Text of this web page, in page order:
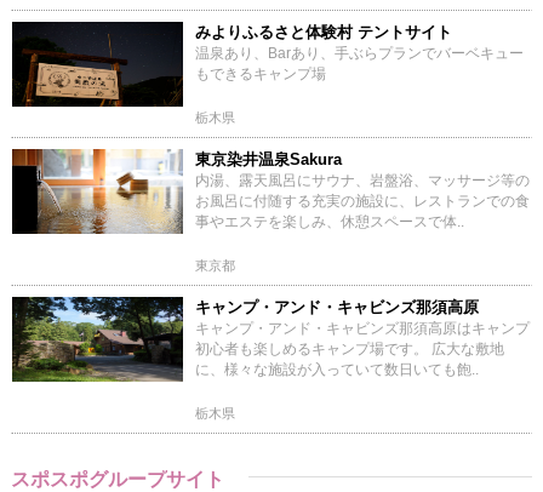
みよりふるさと体験村 テントサイト
温泉あり、Barあり、手ぶらプランでバーベキュー
もできるキャンプ場
栃木県
東京染井温泉Sakura
内湯、露天風呂にサウナ、岩盤浴、マッサージ等の
お風呂に付随する充実の施設に、レストランでの食
事やエステを楽しみ、休憩スペースで体..
東京都
キャンプ・アンド・キャビンズ那須高原
キャンプ・アンド・キャビンズ那須高原はキャンプ
初心者も楽しめるキャンプ場です。 広大な敷地
に、様々な施設が入っていて数日いても飽..
栃木県
スポスポグループサイト